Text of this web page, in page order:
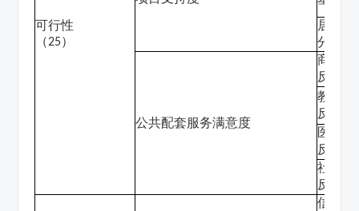
可行性
（25）
居民
分居民
公共配套服务满意度
商业
反对
教育
反对
医疗
反对
社区
反对
信访